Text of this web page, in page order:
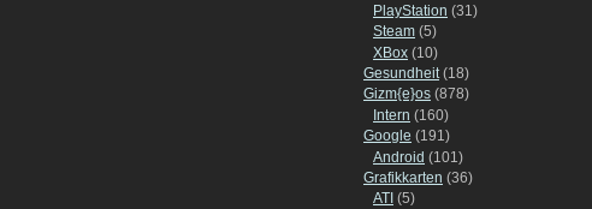
PlayStation (31)
Steam (5)
XBox (10)
Gesundheit(18)
Gizm{e}os (878)
Intern (160)
Google (191)
Android (101)
Grafikkarten (36)
ATI (5)